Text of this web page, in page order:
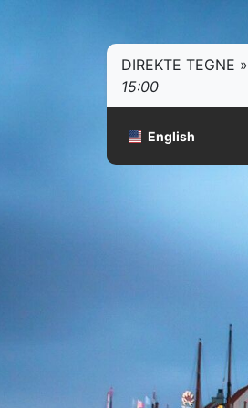
DIREKTE TEGNE »
15:00
English